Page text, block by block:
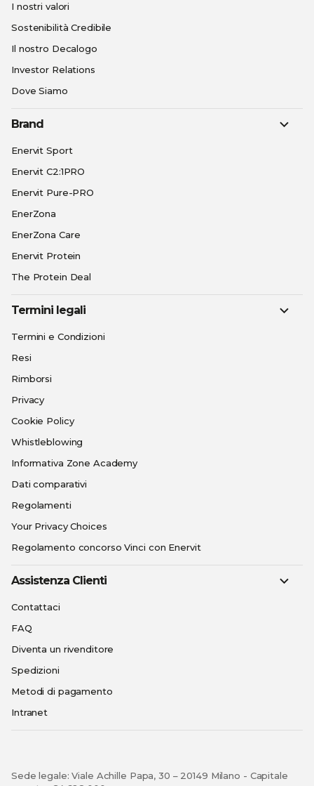
I nostri valori
Sostenibilità Credibile
Il nostro Decalogo
Investor Relations
Dove Siamo
Brand
Enervit Sport
Enervit C2:1PRO
Enervit Pure-PRO
EnerZona
EnerZona Care
Enervit Protein
The Protein Deal
Termini legali
Termini e Condizioni
Resi
Rimborsi
Privacy
Cookie Policy
Whistleblowing
Informativa Zone Academy
Dati comparativi
Regolamenti
Your Privacy Choices
Regolamento concorso Vinci con Enervit
Assistenza Clienti
Contattaci
FAQ
Diventa un rivenditore
Spedizioni
Metodi di pagamento
Intranet
Sede legale: Viale Achille Papa, 30 – 20149 Milano - Capitale